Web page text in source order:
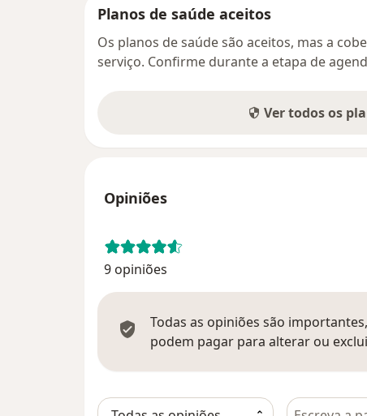
Planos de saúde aceitos
Os planos de saúde são aceitos, mas a
serviço. Confirme durante a etapa de
Ver todos os
Opiniões
9 opiniões
Todas as opiniões são
podem pagar para alterar ou
Pesquisar